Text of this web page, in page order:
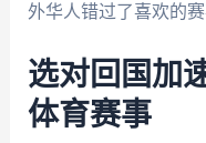
外华人错过了喜欢的赛
选对回国加
体育赛事